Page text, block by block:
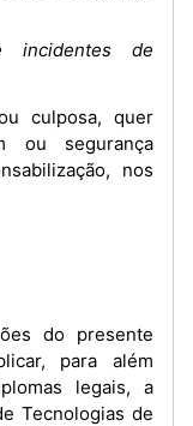
incidentes de
ou segurança
nos
do presente
para além
legais, a
Tecnologias de